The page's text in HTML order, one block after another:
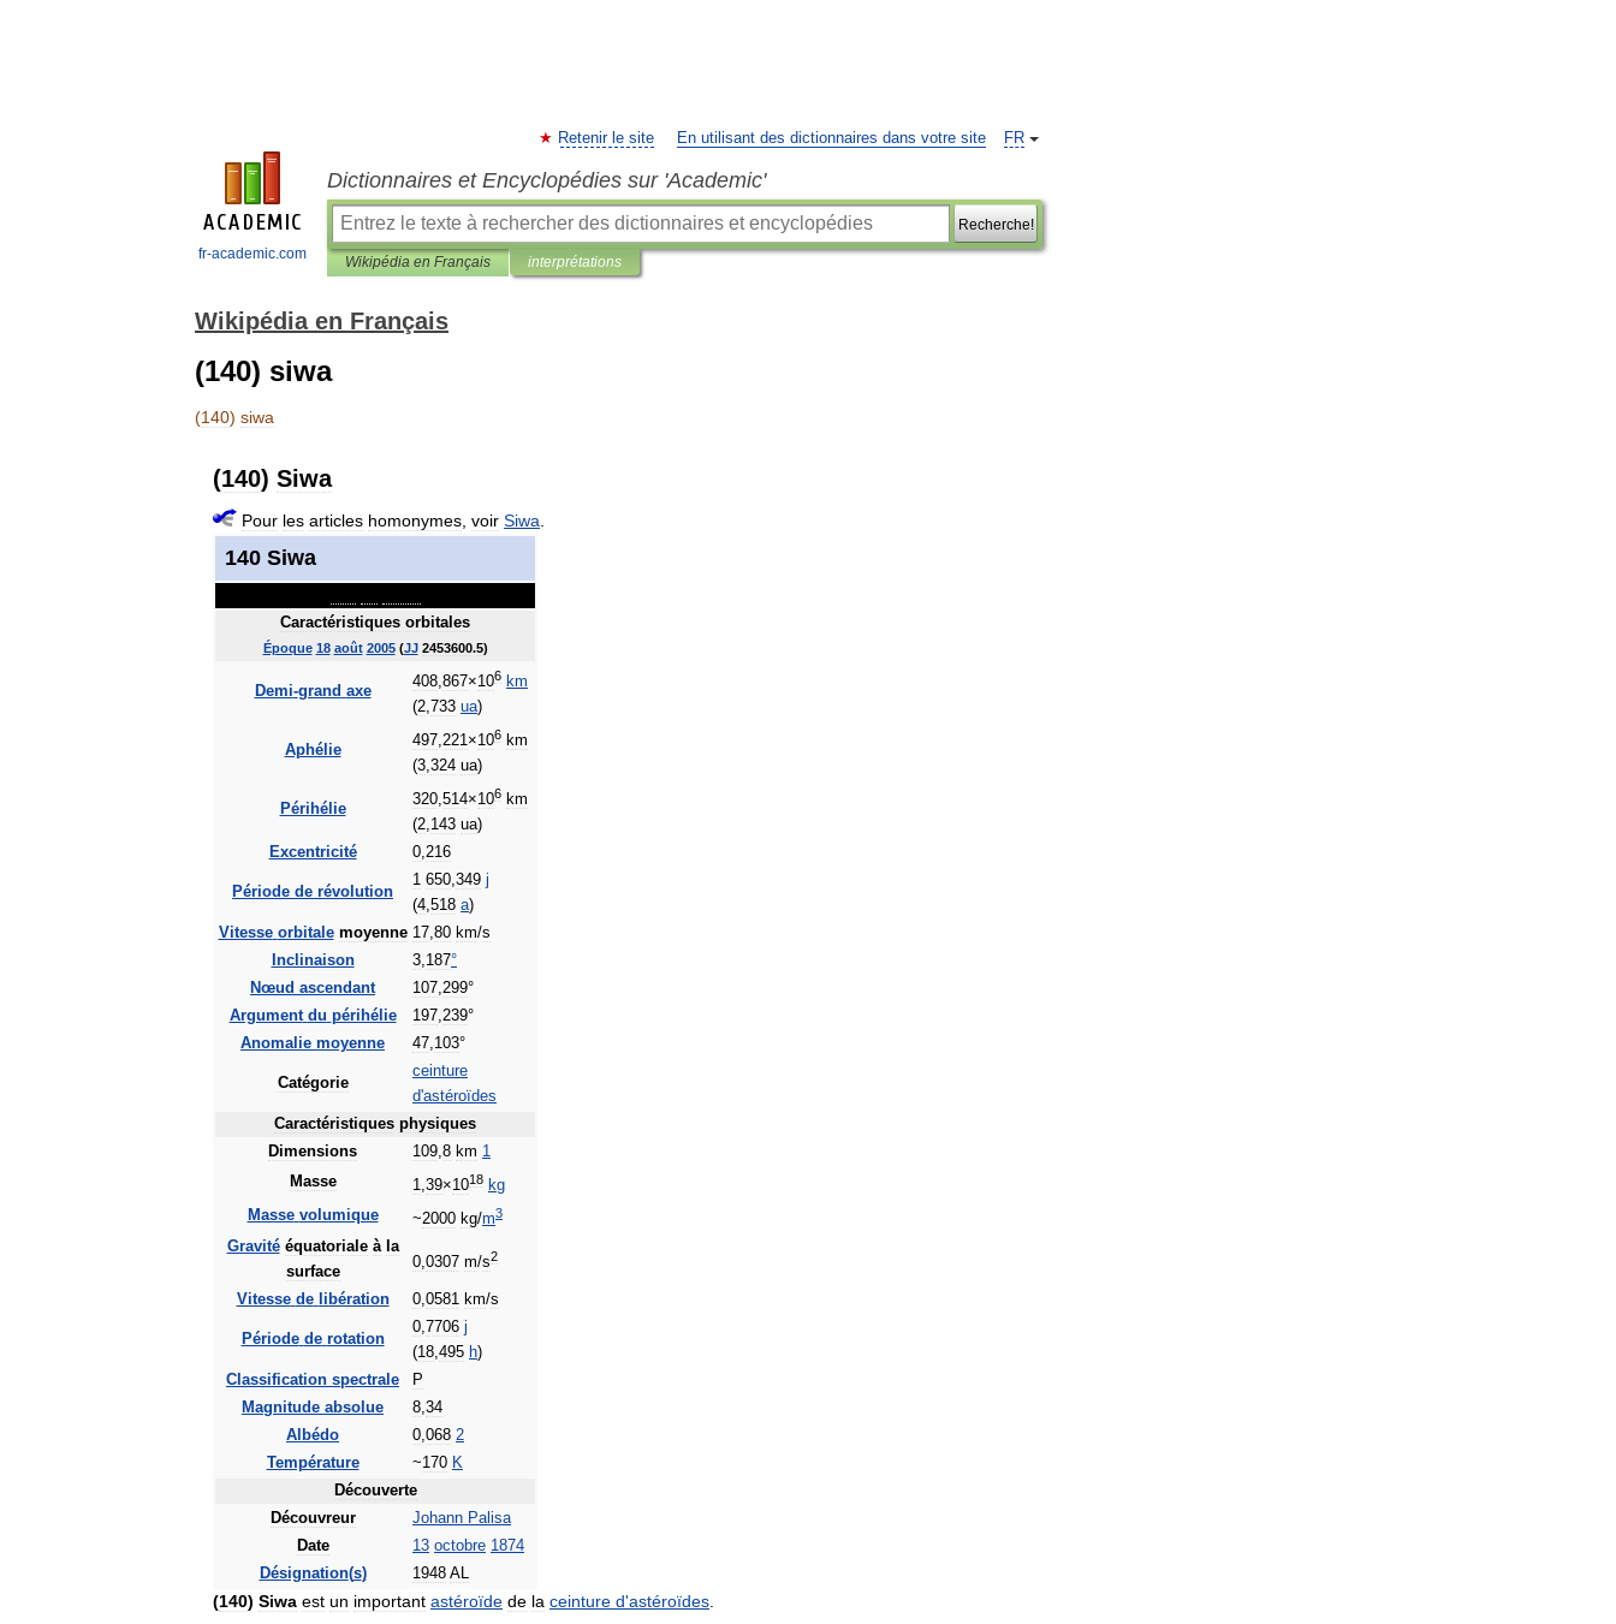
fr-academic.com
FR
Retenir le site En utilisant des dictionnaires dans votre site
Dictionnaires et Encyclopédies sur 'Academic'
Recherche!
Wikipédia en Français interprétations
Wikipédia en Français
(140) siwa
(140) siwa
(140) Siwa
Pour les articles homonymes voir Siwa
140 Siwa
Caractéristiques orbitales
Époque 18 août 2005(JJ 2453600.5)
Demi-grand axe
408,867×106 km
(2, 733 ua)
Aphélie
497,221×106 km
(3,324 ua)
Périhélie
320,514×106 km
(2,143 ua)
Excentricité
0,216
Période de révolution
1 650,349 j
(4,518 a)
Vitesse orbitale moyenne 17,80 km/s
Inclinaison
3,187°
Nœud ascendant 107,299°
Argument du périhélie 197,239°
Anomalie moyenne 47,103°
Catégorie
ceinture
d'astéroïdes
Caractéristiques physiques
Dimensions
109,8 km 1
Masse
1,39×1018 kg
Masse volumique ~2000 kg/m3
Gravité équatoriale à
la
surface
0,0307 m/s2
Vitesse de libération 0,0581 km/s
Période de rotation
0, 7706 j
(18,495 h)
Classification spectrale
P
Magnitude absolue 8,34
Albédo
0,068 2
Température
~170 K
Découverte
Découvreur
Johann Palisa
Date
13 octobre 1874
Désignation(s) 1948 AL
(140) Siwa est un important astéroïde de la ceinture d'astéroïdes